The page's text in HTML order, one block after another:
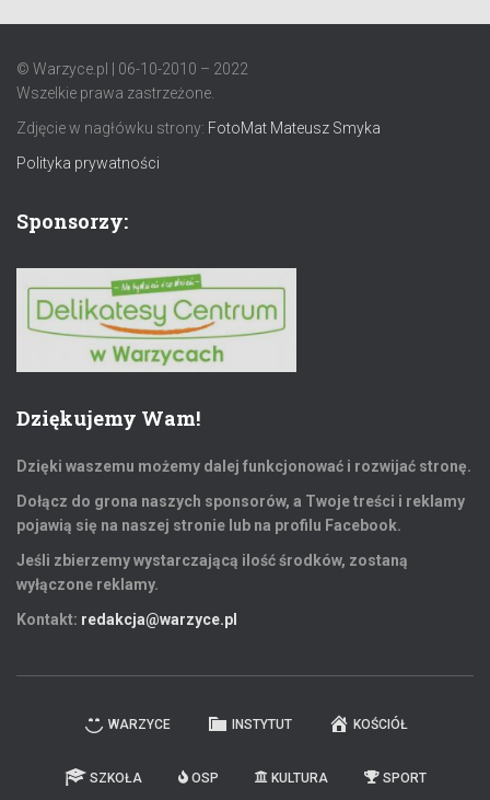
© Warzyce.pl | 06-10-2010 – 2022
Wszelkie prawa zastrzeżone.
Zdjęcie w nagłówku strony: FotoMat Mateusz Smyka
Polityka prywatności
Sponsorzy:
Dziękujemy Wam!
Dzięki waszemu możemy dalej funkcjonować i rozwijać stronę.
Dołącz do grona naszych sponsorów, a Twoje treści i reklamy
pojawią się na naszej stronie lub na profilu Facebook.
Jeśli zbierzemy wystarczającą ilość środków, zostaną
wyłączone reklamy.
Kontakt: redakcja@warzyce.pl
WARZYCE INSTYTUT KOŚCIÓŁ
SZKOŁA OSP KULTURA SPORT